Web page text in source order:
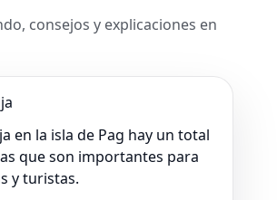
consejos y explicaciones en
en la isla de Pag hay un total
que son importantes para
y turistas.